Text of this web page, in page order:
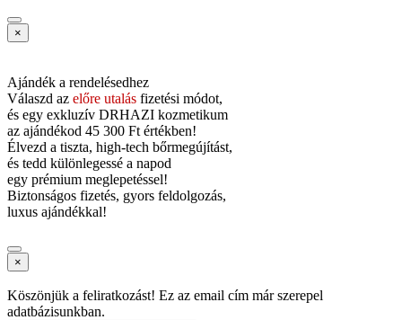
×
Ajándék a rendelésedhez
Válaszd az előre utalás fizetési módot,
és egy exkluzív DRHAZI kozmetikum
az ajándékod 45 300 Ft értékben!
Élvezd a tiszta, high-tech bőrmegújítást,
és tedd különlegessé a napod
egy prémium meglepetéssel!
Biztonságos fizetés, gyors feldolgozás,
luxus ajándékkal!
×
Köszönjük a feliratkozást! Ez az email cím már szerepel
adatbázisunkban.